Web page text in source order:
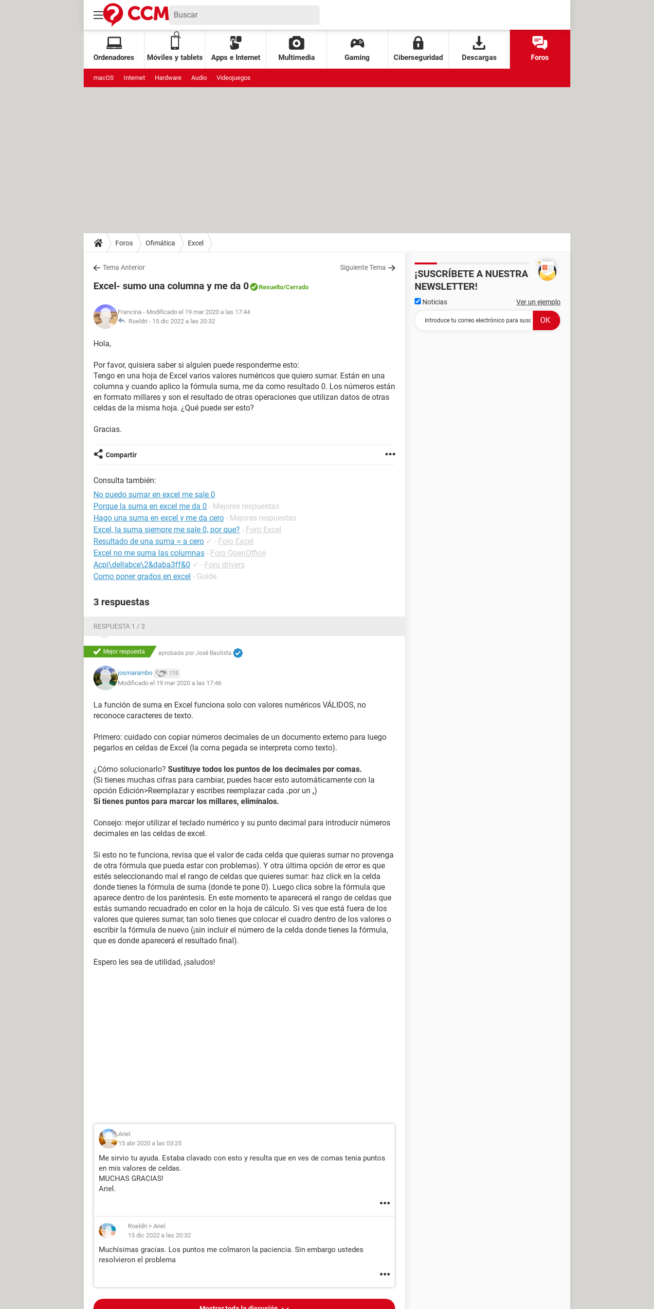
Ordenadores Móviles y tablets Apps e Internet Multimedia Gaming Ciberseguridad Descargas Foros
macOS Internet Hardware Audio Videojuegos
Foros Ofimática Excel
Tema Anterior Siguiente Tema
Excel- sumo una columna y me da 0 Resuelto/Cerrado
Francina - Modificado el 19 mar 2020 a las 17:44
Roeldri - 15 dic 2022 a las 20:32
Hola,
Por favor, quisiera saber si alguien puede responderme esto:
Tengo en una hoja de Excel varios valores numéricos que quiero sumar. Están en una
columna y cuando aplico la fórmula suma, me da como resultado 0. Los números están
en formato millares y son el resultado de otras operaciones que utilizan datos de otras
celdas de la misma hoja. ¿Qué puede ser esto?
Gracias.
Compartir
Consulta también:
No puedo sumar en excel me sale 0
Porque la suma en excel me da 0 - Mejores respuestas
Hago una suma en excel y me da cero - Mejores respuestas
Excel, la suma siempre me sale 0, por que? - Foro Excel
Resultado de una suma = a cero ✓ - Foro Excel
Excel no me suma las columnas - Foro OpenOffice
Acpi\dellabce\2&daba3ff&0 ✓ - Foro drivers
Como poner grados en excel - Guide
3 respuestas
RESPUESTA 1 / 3
Mejor respuesta aprobada por José Bautista
josmarambo 115
Modificado el 19 mar 2020 a las 17:46
La función de suma en Excel funciona solo con valores numéricos VÁLIDOS, no
reconoce caracteres de texto.
Primero: cuidado con copiar números decimales de un documento externo para luego
pegarlos en celdas de Excel (la coma pegada se interpreta como texto).
¿Cómo solucionarlo? Sustituye todos los puntos de los decimales por comas.
(Si tienes muchas cifras para cambiar, puedes hacer esto automáticamente con la
opción Edición>Reemplazar y escribes reemplazar cada .por un ,)
Si tienes puntos para marcar los millares, elimínalos.
Consejo: mejor utilizar el teclado numérico y su punto decimal para introducir números
decimales en las celdas de excel.
Si esto no te funciona, revisa que el valor de cada celda que quieras sumar no provenga
de otra fórmula que pueda estar con problemas). Y otra última opción de error es que
estés seleccionando mal el rango de celdas que quieres sumar: haz click en la celda
donde tienes la fórmula de suma (donde te pone 0). Luego clica sobre la fórmula que
aparece dentro de los paréntesis. En este momento te aparecerá el rango de celdas que
estás sumando recuadrado en color en la hoja de cálculo. Si ves que está fuera de los
valores que quieres sumar, tan solo tienes que colocar el cuadro dentro de los valores o
escribir la fórmula de nuevo (¡sin incluir el número de la celda donde tienes la fórmula,
que es donde aparecerá el resultado final).
Espero les sea de utilidad, ¡saludos!
Ariel
15 abr 2020 a las 03:25
Me sirvio tu ayuda. Estaba clavado con esto y resulta que en ves de comas tenia puntos
en mis valores de celdas.
MUCHAS GRACIAS!
Ariel.
Roeldri > Ariel
15 dic 2022 a las 20:32
Muchísimas gracias. Los puntos me colmaron la paciencia. Sin embargo ustedes
resolvieron el problema
¡SUSCRÍBETE A NUESTRA
NEWSLETTER!
Noticias Ver un ejemplo